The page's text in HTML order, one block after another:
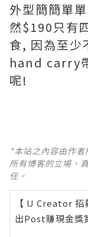
外型簡簡單
然$190只有
食, 因為至少
hand carry
呢!
*本站之內容由作
所有博客的立場、
任。
【 U Creator 招
出Post賺現金獎